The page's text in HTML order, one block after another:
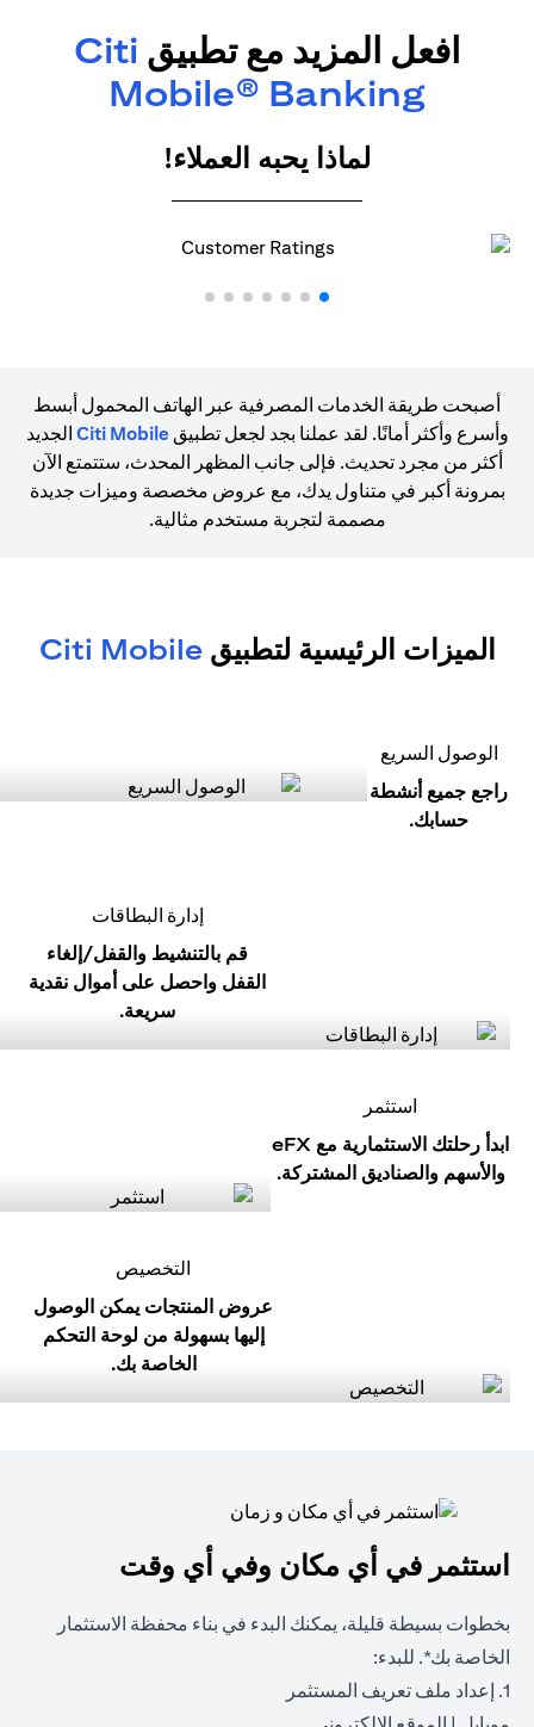
افعل المزيد مع تطبيق Citi
Mobile® Banking
لماذا يحبه العملاء!
أصبحت طريقة الخدمات المصرفية عبر الهاتف المحمول أبسط
وأسرع وأكثر أمانًا. لقد عملنا بجد لجعل تطبيقCiti Mobile الجديد
أكثر من مجرد تحديث. فإلى جانب المظهر المحدث، ستتمتع الآن
بمرونة أكبر في متناول يدك، مع عروض مخصصة وميزات جديدة
مصممة لتجربة مستخدم مثالية.
الميزات الرئيسية لتطبيقCiti Mobile
الوصول السريع
راجع جميع أنشطة
حسابك.
إدارة البطاقات
قم بالتنشيط والقفل/إلغاء
القفل واحصل على أموال نقدية
سريعة.
استثمر
ابدأ رحلتك الاستثمارية مع eFX
والأسهم والصناديق المشتركة.
التخصيص
عروض المنتجات يمكن الوصول
إليها بسهولة من لوحة التحكم
الخاصة بك.
استثمر في أي مكان وفي أي وقت
بخطوات بسيطة قليلة، يمكنك البدء في بناء محفظة الاستثمار
الخاصة بك*. للبدء:
1. إعداد ملف تعريف المستثمر